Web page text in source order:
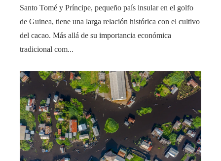
Santo Tomé y Príncipe, pequeño país insular en el golfo
de Guinea, tiene una larga relación histórica con el cultivo
del cacao. Más allá de su importancia económica
tradicional com...